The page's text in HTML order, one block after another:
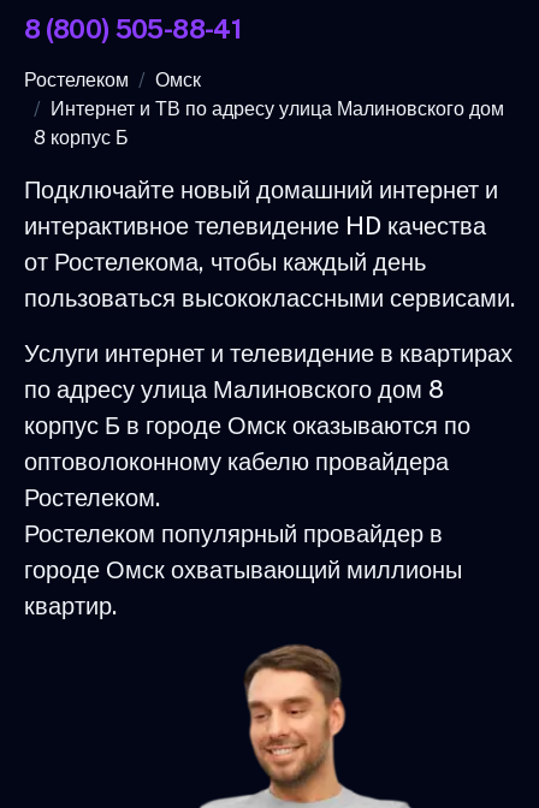
8 (800) 505-88-41
Ростелеком
Омск
Интернет и ТВ по адресу улица Малиновского дом
8 корпус Б
Подключайте новый домашний интернет и
интерактивное телевидение HD качества
от Ростелекома, чтобы каждый день
пользоваться высококлассными сервисами.
Услуги интернет и телевидение в квартирах
по адресу улица Малиновского дом 8
корпус Б в городе Омск оказываются по
оптоволоконному кабелю провайдера
Ростелеком.
Ростелеком популярный провайдер в
городе Омск охватывающий миллионы
квартир.